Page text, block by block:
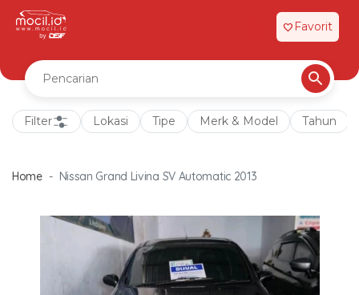
favorite Favorit
Filter Lokasi Tipe Merk & Model Tahun
Home Nissan Grand Livina SV Automatic 2013